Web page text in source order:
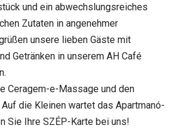
und ein abwechslungsreiches
Zutaten in angenehmer
unsere lieben Gäste mit
Getränken in unserem AH Café
Ceragem-e-Massage und den
die Kleinen wartet das Apartmanó-
Sie Ihre SZÉP-Karte bei uns!